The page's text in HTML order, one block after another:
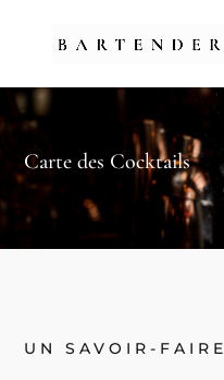
Carte des Cocktails
UN SAVOIR-FAIRE